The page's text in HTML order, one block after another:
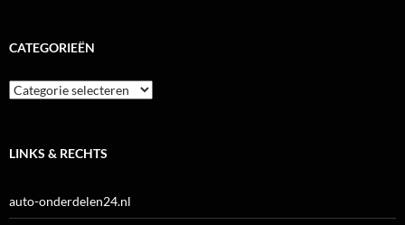
CATEGORIEËN
Categorieën
LINKS & RECHTS
auto-onderdelen24.nl